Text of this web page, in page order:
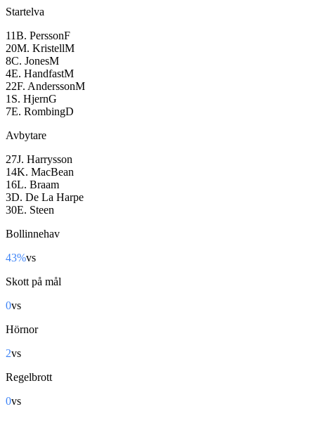
Startelva
11B. PerssonF
20M. KristellM
8C. JonesM
4E. HandfastM
22F. AnderssonM
1 S. HjernG
7E. RombingD
Avbytare
27J. Harrysson
14K. MacBean
16L. Braam
3D. De La Harpe
30E. Steen
Bollinnehav
43%vs
Skott på mål
0vs
Hörnor
2vs
Regelbrott
0vs